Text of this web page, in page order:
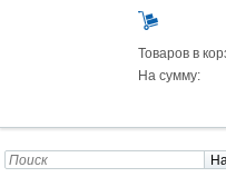
Товаров в
На сумму: